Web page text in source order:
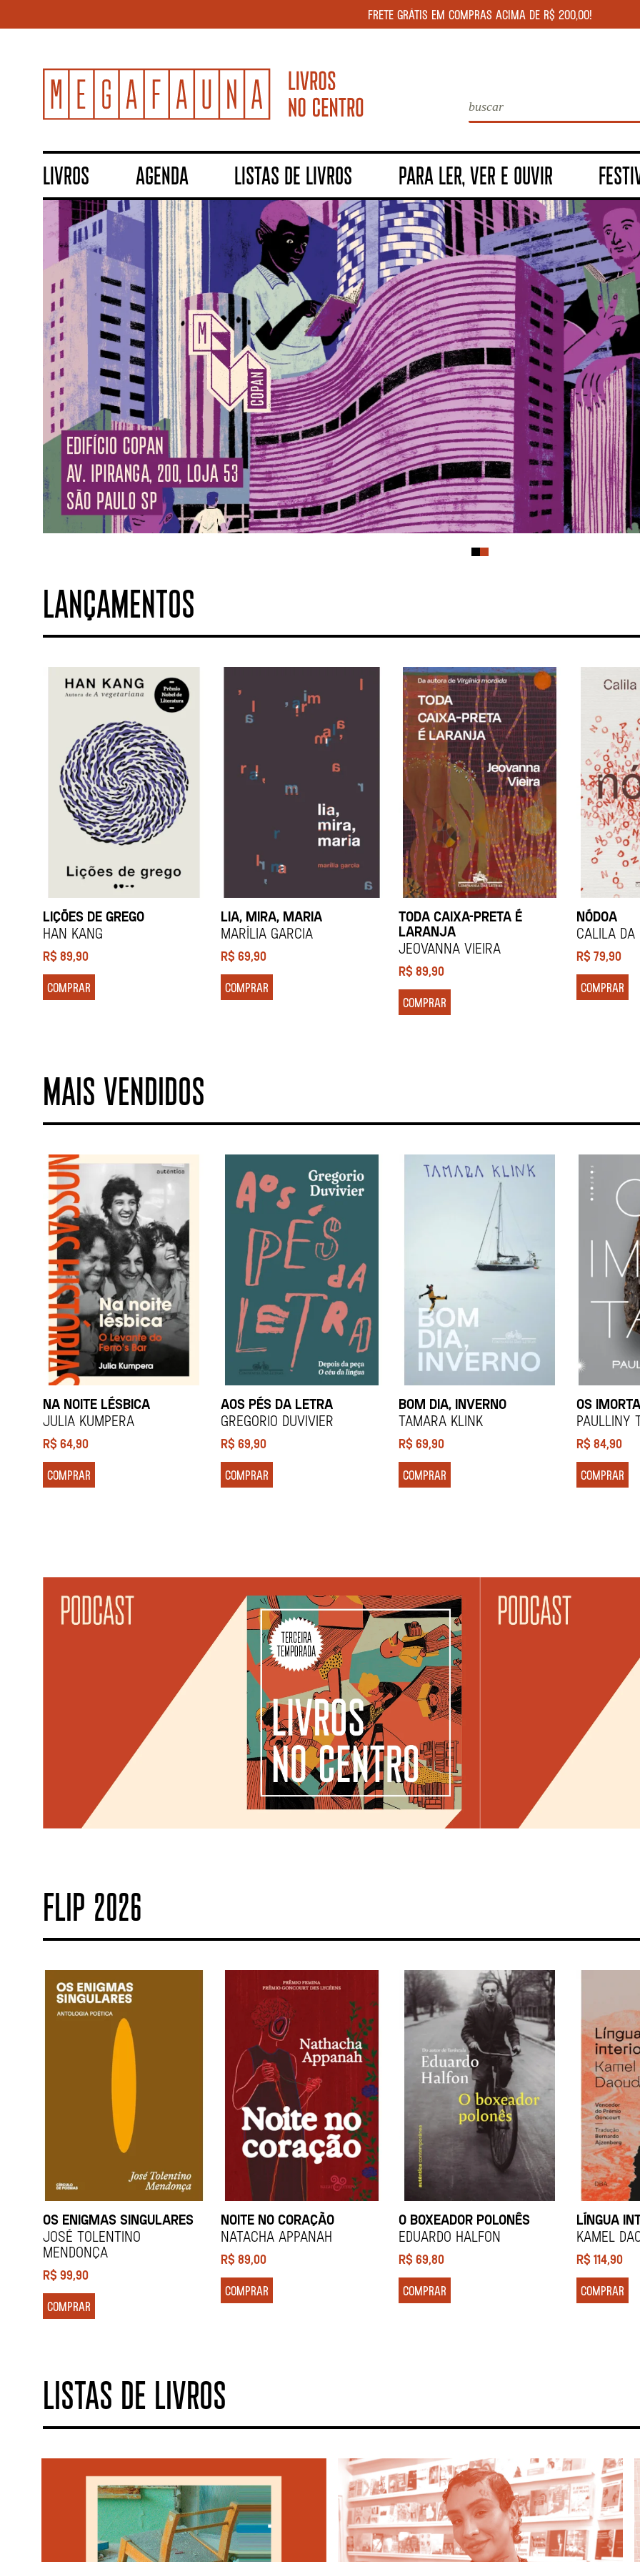
FRETE GRÁTIS EM COMPRAS ACIMA DE R$ 200,00!
LIVROS AGENDA LISTAS DE LIVROS PARA LER, VER E OUVIR
LANÇAMENTOS
LIÇÕES DE GREGO
HAN KANG
R$89,90
COMPRAR
LIA, MIRA, MARIA
Marília Garcia
R$69,90
COMPRAR
TODA CAIXA-PRETA É
LARANJA
Jeovanna Vieira
R$89,90
COMPRAR
NÓDOA
Calila da
R$79,90
COMPRAR
MAIS VENDIDOS
NA NOITE LÉSBICA
Julia Kumpera
R$64,90
COMPRAR
AOS PÉS DA LETRA
Gregorio Duvivier
R$69,90
COMPRAR
BOM DIA, INVERNO
Tamara Klink
R$69,90
COMPRAR
OS
Paulliny
R$84,90
COMPRAR
FLIP 2026
OS ENIGMAS SINGULARES
JOSÉ TOLENTINO
MENDONÇA
R$99,90
COMPRAR
NOITE NO CORAÇÃO
Natacha Appanah
R$89,00
COMPRAR
O BOXEADOR POLONÊS
EDUARDO HALFON
R$69,80
COMPRAR
LÍNGUA
KAMEL
R$114,90
COMPRAR
LISTAS DE LIVROS